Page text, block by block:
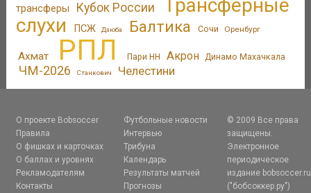
трансферы
Кубок России
Трансферные
слухи
ПСЖ Дзюба Балтика Сочи Оренбург
Ахмат РПЛ Пари НН Акрон Динамо Махачкала
ЧМ-2026 Станкович Челестини
О проекте Bobsoccer
Правила
О фишках и карточках
О баллах и уровнях
Рекламодателям
Контакты
Футбольные новости
Интервью
Трибуна
Календарь
Результаты матчей
Прогнозы
© 2009 Все права
защищены.
Электронное
периодическое
издание bobsoccer.ru
("бобсоккер.ру")